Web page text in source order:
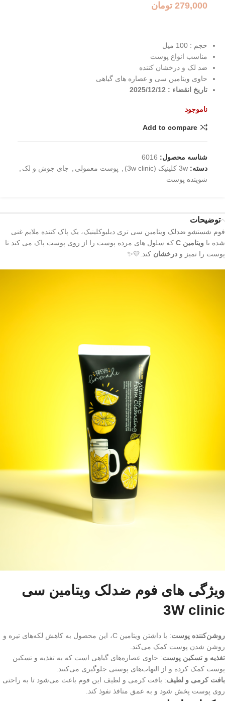
279,000 تومان
حجم : 100 میل
مناسب انواع پوست
ضد لک و درخشان کننده
حاوی ویتامین سی و عصاره های گیاهی
تاریخ انقضاء : 2025/12/12
ناموجود
Add to compare
شناسه محصول: 6016
دسته: 3w کلینیک (3w clinic) پوست معمولی جای جوش و لک
شوینده پوست
توضیحات
فوم شستشو ضدلک ویتامین سی تری دبلیوکلینیک، یک پاک کننده ملایم غنی
شده با ویتامین C
که سلول های مرده پوست را از روی پوست پاک می کند تا
پوست را تمیز و درخشان کند.💛✨
ویژگی های فوم ضدلک ویتامین سی
3W clinic
روشن‌کننده پوست
: با داشتن ویتامین C، این محصول به کاهش لکه‌های تیره و
روشن شدن پوست کمک می‌کند.
تغذیه و تسکین پوست: حاوی عصاره‌های گیاهی است که به تغذیه و تسکین
پوست کمک کرده و از التهاب‌های پوستی جلوگیری می‌کنند.
بافت کرمی و لطیف: بافت کرمی و لطیف این فوم باعث می‌شود تا به راحتی
روی پوست پخش شود و به عمق منافذ نفوذ کند.